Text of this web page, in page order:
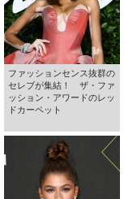
ファッションセンス抜群の
セレブが集結！ ザ・ファ
ッション・アワードのレッ
ドカーペット